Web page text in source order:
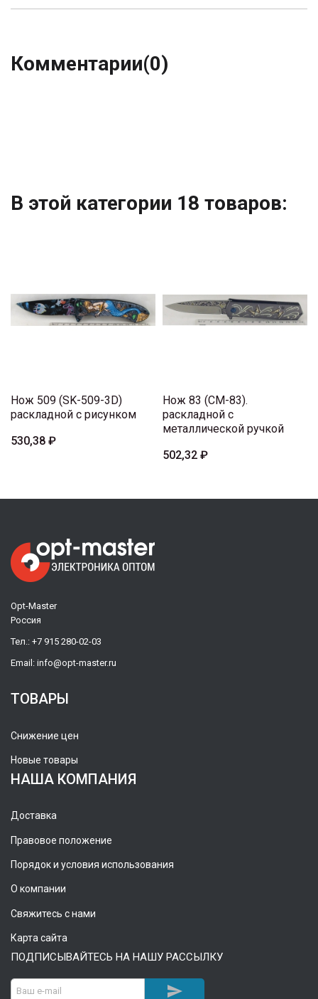
Комментарии(0)
В этой категории 18 товаров:
Нож 509 (SK-509-3D)
раскладной с рисунком
530,38 ₽
Нож 83 (CM-83).
раскладной с
металлической ручкой
502,32 ₽
Opt-Master
Россия
Тел.: +7 915 280-02-03
Email: info@opt-master.ru
ТОВАРЫ
Снижение цен
Новые товары
НАША КОМПАНИЯ
Доставка
Правовое положение
Порядок и условия использования
О компании
Свяжитесь с нами
Карта сайта
ПОДПИСЫВАЙТЕСЬ НА НАШУ РАССЫЛКУ
